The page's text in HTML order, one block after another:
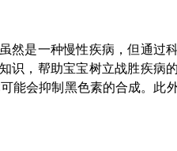
然是一种慢性疾病，但通过
识，帮助宝宝树立战胜疾病
能会抑制黑色素的合成。此